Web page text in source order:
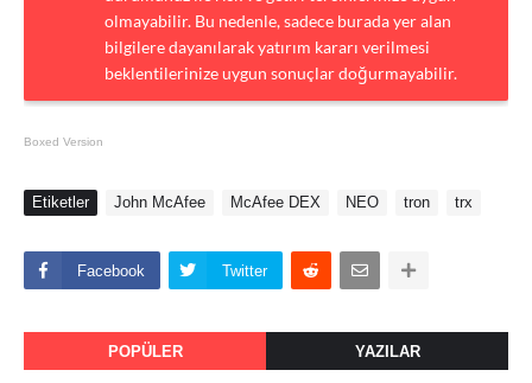
olmayabilir. Bu nedenle, sadece burada yer alan
bilgilere dayanılarak yatırım kararı verilmesi
beklentilerinize uygun sonuçlar doğurmayabilir.
Boxed Version
Etiketler John McAfee McAfee DEX NEO tron trx
Facebook Twitter
POPÜLER YAZILAR